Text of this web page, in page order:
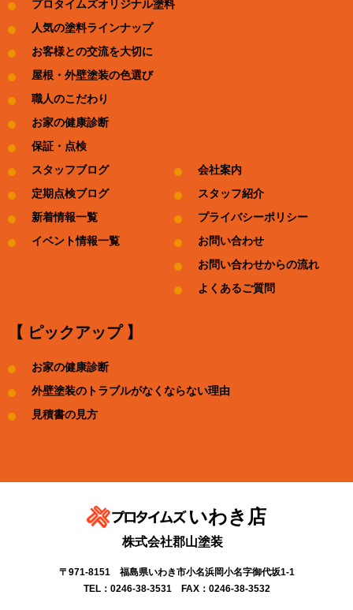
プロタイムズオリジナル塗料
人気の塗料ラインナップ
お客様との交流を大切に
屋根・外壁塗装の色選び
職人のこだわり
お家の健康診断
保証・点検
スタッフブログ
定期点検ブログ
新着情報一覧
イベント情報一覧
会社案内
スタッフ紹介
プライバシーポリシー
お問い合わせ
お問い合わせからの流れ
よくあるご質問
【 ピックアップ 】
お家の健康診断
外壁塗装のトラブルがなくならない理由
見積書の見方
いわき店
株式会社郡山塗装
〒971-8151 福島県いわき市小名浜岡小名字御代坂1-1
TEL：0246-38-3531 FAX：0246-38-3532